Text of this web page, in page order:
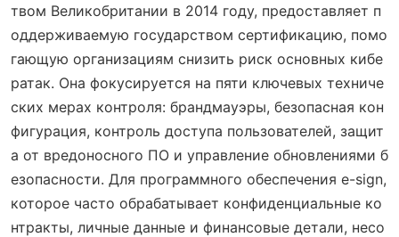
твом Великобритании в 2014 году, предоставляет п
оддерживаемую государством сертификацию, помо
гающую организациям снизить риск основных кибе
ратак. Она фокусируется на пяти ключевых техниче
ских мерах контроля: брандмауэры, безопасная кон
фигурация, контроль доступа пользователей, защит
а от вредоносного ПО и управление обновлениями б
езопасности. Для программного обеспечения e-sign,
которое часто обрабатывает конфиденциальные ко
нтракты, личные данные и финансовые детали, несо